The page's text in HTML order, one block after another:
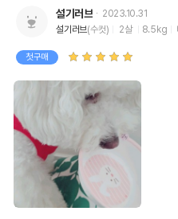
상세 정보
원료구성
아연아미노
타민E,소금,
레늄),혼합
오일,강황,
사육한 돼지
* 브랜드사에서
설기러브
2023.10.31
설기러브(수컷) 2살 8.5kg
첫구매